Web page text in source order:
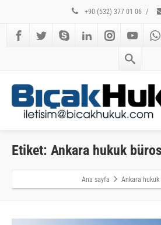
+90 (532) 377 01 06 /
Etiket: Ankara hukuk
Ana sayfa Ankara hukuk